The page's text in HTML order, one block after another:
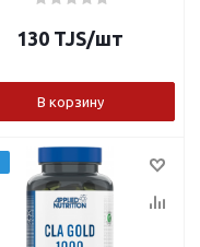
130 TJS/шт
В корзину